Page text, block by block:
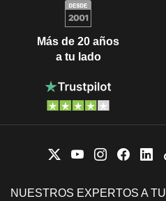
Más de 20 años
a tu lado
NUESTROS EXPERTOS A TU